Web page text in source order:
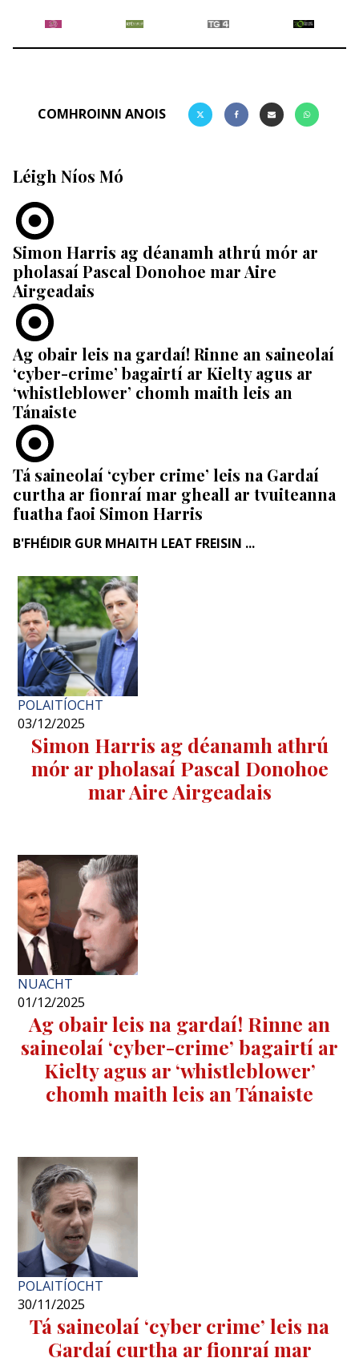
COMHROINN ANOIS
Léigh Níos Mó
Simon Harris ag déanamh athrú mór ar
pholasaí Pascal Donohoe mar Aire
Airgeadais
Ag obair leis na gardaí! Rinne an saineolaí
‘cyber-crime’ bagairtí ar Kielty agus ar
‘whistleblower’ chomh maith leis an
Tánaiste
Tá saineolaí ‘cyber crime’ leis na Gardaí
curtha ar fionraí mar gheall ar tvuiteanna
fuatha faoi Simon Harris
B'FHÉIDIR GUR MHAITH LEAT FREISIN ...
POLAITÍOCHT
03/12/2025
Simon Harris ag déanamh athrú
mór ar pholasaí Pascal Donohoe
mar Aire Airgeadais
NUACHT
01/12/2025
Ag obair leis na gardaí! Rinne an
saineolaí ‘cyber-crime’ bagairtí ar
Kielty agus ar ‘whistleblower’
chomh maith leis an Tánaiste
POLAITÍOCHT
30/11/2025
Tá saineolaí ‘cyber crime’ leis na
Gardaí curtha ar fionraí mar